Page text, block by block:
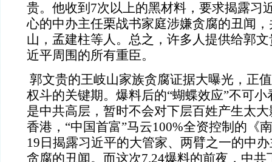
贵。他收到 7次以上的黑材料，要求揭露习
心的中办主任栗战书家庭涉嫌贪腐的丑闻
山，孟建柱等人。总之，许多人提供给郭
近平周围的所有重臣。
郭文贵的王岐山家族贪腐证据大曝光，正
权斗的关键期。爆料后的“蝴蝶效应”不可
是中共高层，暂时不会对下层百姓产生太
香港，“中国首富”马云100%全资控制的《
19日揭露习近平的大管家、两臂之一的中
贪腐的丑闻。而这次7.24爆料的前夜，中